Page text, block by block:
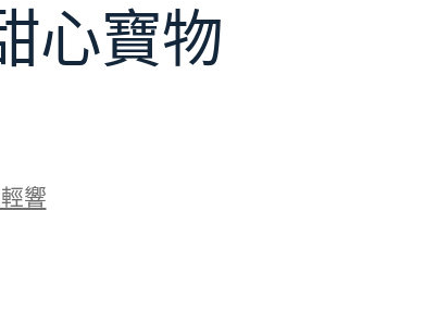
心寶物
響